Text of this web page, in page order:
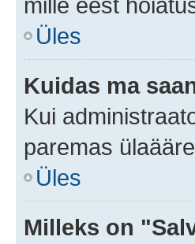
Üles
Kuidas ma
Kui
paremas
Üles
Milleks on